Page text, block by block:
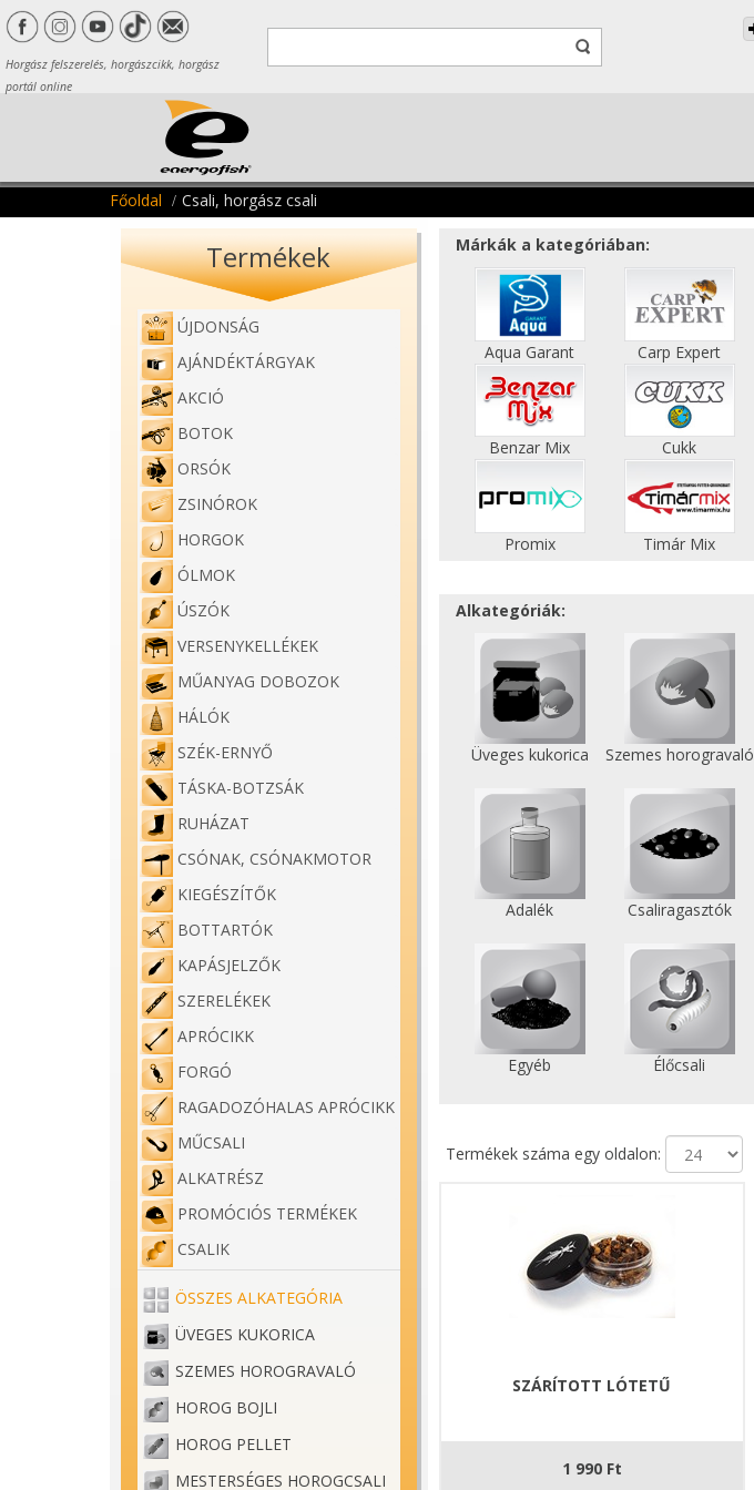
Horgász felszerelés, horgászcikk, horgász
portál online
Főoldal Csali, horgász csali
Termékek
ÚJDONSÁG
AJÁNDÉKTÁRGYAK
AKCIÓ
BOTOK
ORSÓK
ZSINÓROK
HORGOK
ÓLMOK
ÚSZÓK
VERSENYKELLÉKEK
MŰANYAG DOBOZOK
HÁLÓK
SZÉK-ERNYŐ
TÁSKA-BOTZSÁK
RUHÁZAT
CSÓNAK, CSÓNAKMOTOR
KIEGÉSZÍTŐK
BOTTARTÓK
KAPÁSJELZŐK
SZERELÉKEK
APRÓCIKK
FORGÓ
RAGADOZÓHALAS APRÓCIKK
MŰCSALI
ALKATRÉSZ
PROMÓCIÓS TERMÉKEK
CSALIK
ÖSSZES ALKATEGÓRIA
ÜVEGES KUKORICA
SZEMES HOROGRAVALÓ
HOROG BOJLI
HOROG PELLET
MESTERSÉGES HOROGCSALI
Márkák a kategóriában:
Aqua Garant Carp Expert
Benzar Mix Cukk
Promix Timár Mix
Alkategóriák:
Üveges kukorica Szemes horogravaló
Adalék Csaliragasztók
Egyéb Élőcsali
Termékek száma egy oldalon:
SZÁRÍTOTT LÓTETŰ
1 990 Ft